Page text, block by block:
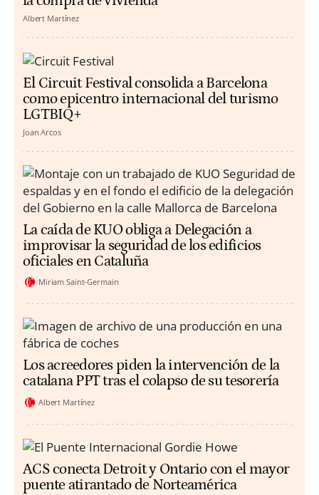
Albert Martínez
El Circuit Festival consolida a Barcelona
como epicentro internacional del turismo
LGTBIQ+
Joan Arcos
La caída de KUO obliga a Delegación a
improvisar la seguridad de los edificios
oficiales en Cataluña
Miriam Saint-Germain
Los acreedores piden la intervención de la
catalana PPT tras el colapso de su tesorería
Albert Martínez
ACS conecta Detroit y Ontario con el mayor
puente atirantado de Norteamérica